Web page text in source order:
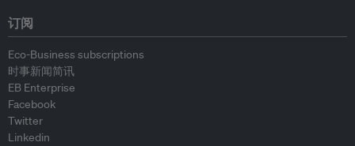
订阅
Eco-Business subscriptions
时事新闻简讯
EB Enterprise
Facebook
Twitter
Linkedin